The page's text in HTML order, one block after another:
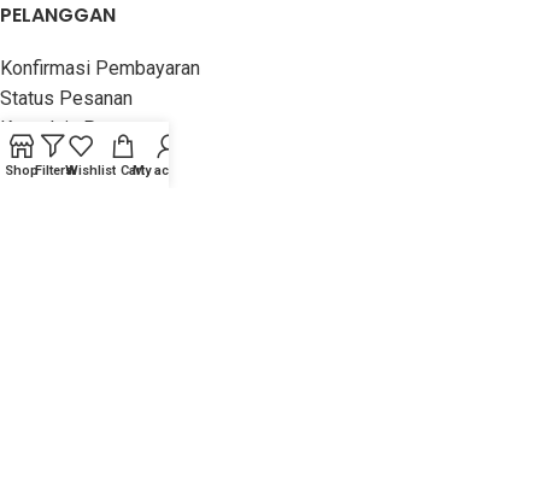
PELANGGAN
Konfirmasi Pembayaran
Status Pesanan
Komplain Pesanan
Hubungi Kami
ShopFiltersWishlist CartMy account